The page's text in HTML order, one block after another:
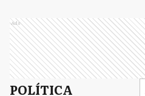
Ads
POLÍTICA